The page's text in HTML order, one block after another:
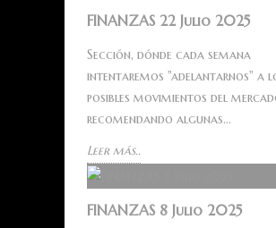
FINANZAS 22 Julio 2025
Sección, dónde cada semana
intentaremos "adelantarnos" a
posibles movimientos del
recomendando algunas...
Leer más..
FINANZAS 8 Julio 2025